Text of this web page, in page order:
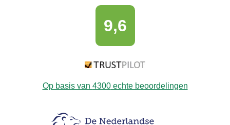
9,6
Op basis van 4300echte beoordelingen